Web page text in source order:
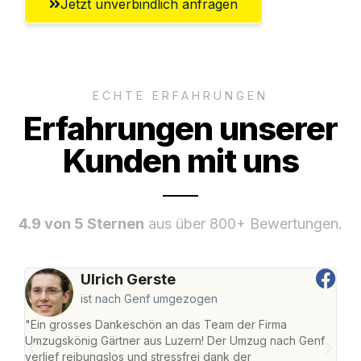
Jetzt unverbindlich anfragen
ECHTE ERFAHRUNGEN
Erfahrungen unserer
Kunden mit uns
4.9 von 5 Sternen aus über 800+ Bewertungen.
Ulrich Gerste
ist nach Genf umgezogen
"Ein grosses Dankeschön an das Team der Firma
Umzugskönig Gärtner aus Luzern! Der Umzug nach Genf
verlief reibungslos und stressfrei dank der